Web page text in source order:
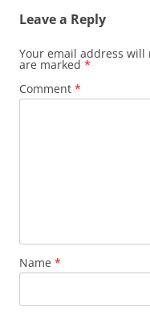
Leave a Reply
Your email address
are marked *
Comment *
Name *